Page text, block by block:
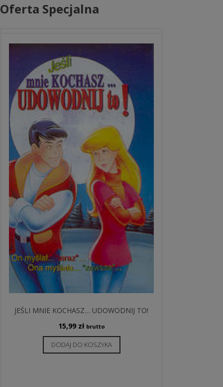
Oferta Specjalna
JEŚLI MNIE KOCHASZ… UDOWODNIJ TO!
15,99 zł brutto
DODAJ DO KOSZYKA